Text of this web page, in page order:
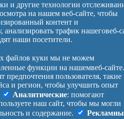
и другие технологии
на нашем веб-сайте, чтобы
контент и
анализировать трафик нашеговеб-
наши посетители.
файлов куки мы не можем
функции на нашемвеб-
предпочтения пользователя, такие
и регион, чтобы улучшить опыт
Аналитические: помогают
наш сайт, чтобы мы могли
и содержание.